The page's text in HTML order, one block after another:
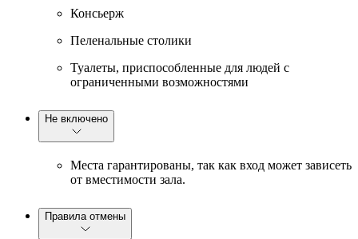
Консьерж
Пеленальные столики
Туалеты, приспособленные для людей с
ограниченными возможностями
Не включено
Места гарантированы, так как вход может зависеть
от вместимости зала.
Правила отмены